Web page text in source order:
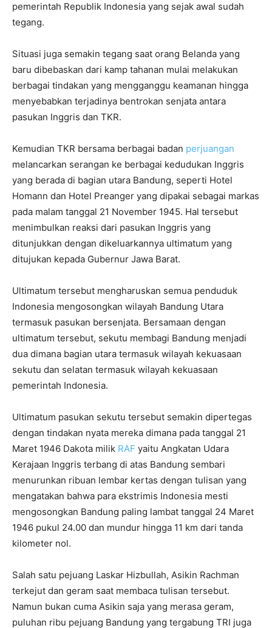
pemerintah Republik Indonesia yang sejak awal sudah
tegang.
Situasi juga semakin tegang saat orang Belanda yang
baru dibebaskan dari kamp tahanan mulai melakukan
berbagai tindakan yang mengganggu keamanan hingga
menyebabkan terjadinya bentrokan senjata antara
pasukan Inggris dan TKR.
Kemudian TKR bersama berbagai badan perjuangan
melancarkan serangan ke berbagai kedudukan Inggris
yang berada di bagian utara Bandung, seperti Hotel
Homann dan Hotel Preanger yang dipakai sebagai markas
pada malam tanggal 21 November 1945. Hal tersebut
menimbulkan reaksi dari pasukan Inggris yang
ditunjukkan dengan dikeluarkannya ultimatum yang
ditujukan kepada Gubernur Jawa Barat.
Ultimatum tersebut mengharuskan semua penduduk
Indonesia mengosongkan wilayah Bandung Utara
termasuk pasukan bersenjata. Bersamaan dengan
ultimatum tersebut, sekutu membagi Bandung menjadi
dua dimana bagian utara termasuk wilayah kekuasaan
sekutu dan selatan termasuk wilayah kekuasaan
pemerintah Indonesia.
Ultimatum pasukan sekutu tersebut semakin dipertegas
dengan tindakan nyata mereka dimana pada tanggal 21
Maret 1946 Dakota milik RAF yaitu Angkatan Udara
Kerajaan Inggris terbang di atas Bandung sembari
menurunkan ribuan lembar kertas dengan tulisan yang
mengatakan bahwa para ekstrimis Indonesia mesti
mengosongkan Bandung paling lambat tanggal 24 Maret
1946 pukul 24.00 dan mundur hingga 11 km dari tanda
kilometer nol.
Salah satu pejuang Laskar Hizbullah, Asikin Rachman
terkejut dan geram saat membaca tulisan tersebut.
Namun bukan cuma Asikin saja yang merasa geram,
puluhan ribu pejuang Bandung yang tergabung TRI juga